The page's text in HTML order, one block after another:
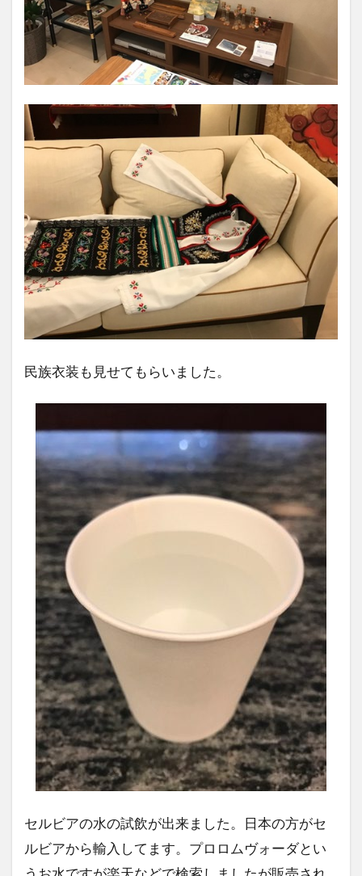
民族衣装も見せてもらいました。
セルビアの水の試飲が出来ました。日本の方がセ
ルビアから輸入してます。プロロムヴォーダとい